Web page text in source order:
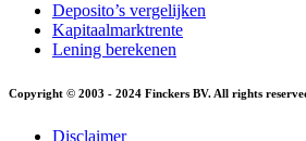
Deposito’s vergelijken
Kapitaalmarktrente
Lening berekenen
Copyright © 2003 - 2024 Finckers BV. All rights
Disclaimer